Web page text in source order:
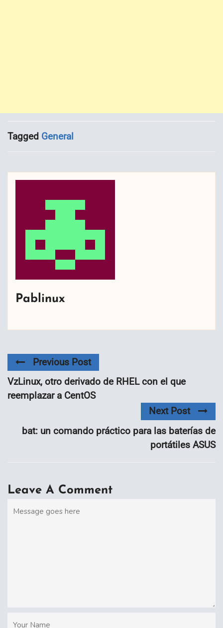
Tagged General
Pablinux
Previous Post
VzLinux, otro derivado de RHEL con el que
reemplazar a CentOS
Next Post
bat: un comando práctico para las baterías de
portátiles ASUS
Leave A Comment